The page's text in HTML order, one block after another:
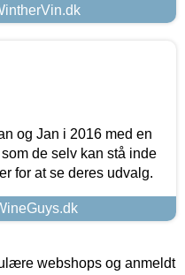
og Jan i 2016 med en
de selv kan stå inde
for at se deres udvalg.
webshops og anmeldt